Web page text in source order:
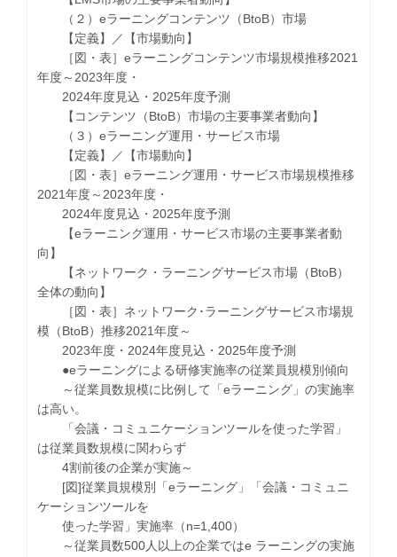
（２）eラーニングコンテンツ（BtoB）市場
【定義】／【市場動向】
［図・表］eラーニングコンテンツ市場規模推移2021
年度～2023年度・
2024年度見込・2025年度予測
【コンテンツ（BtoB）市場の主要事業者動向】
（３）eラーニング運用・サービス市場
【定義】／【市場動向】
［図・表］eラーニング運用・サービス市場規模推移
2021年度～2023年度・
2024年度見込・2025年度予測
【eラーニング運用・サービス市場の主要事業者動
向】
【ネットワーク・ラーニングサービス市場（BtoB）
全体の動向】
［図・表］ネットワーク･ラーニングサービス市場規
模（BtoB）推移2021年度～
2023年度・2024年度見込・2025年度予測
●eラーニングによる研修実施率の従業員規模別傾向
～従業員数規模に比例して「eラーニング」の実施率
は高い。
「会議・コミュニケーションツールを使った学習」
は従業員数規模に関わらず
4割前後の企業が実施～
[図]従業員規模別「eラーニング」「会議・コミュニ
ケーションツールを
使った学習」実施率（n=1,400）
～従業員数500人以上の企業ではe ラーニングの実施